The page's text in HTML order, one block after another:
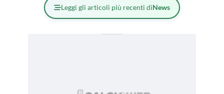
Leggi gli articoli più recenti diNews